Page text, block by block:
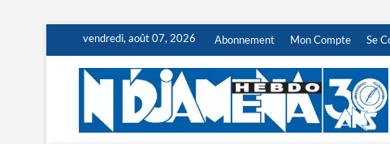
content
vendredi, août 07, 2026 Abonnement Mon Compte Se